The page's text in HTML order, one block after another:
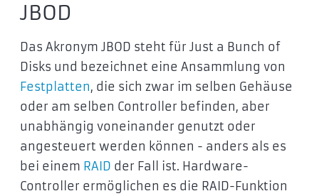
JBOD
Das Akronym JBOD steht für Just a Bunch of
Disks und bezeichnet eine Ansammlung von
Festplatten, die sich zwar im selben Gehäuse
oder am selben Controller befinden, aber
unabhängig voneinander genutzt oder
angesteuert werden können - anders als es
bei einem RAID der Fall ist. Hardware-
Controller ermöglichen es die RAID-Funktion